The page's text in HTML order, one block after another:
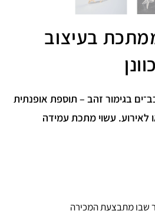
בעיצוב
בגימור זהב – תוספת אופנתית
לאירוע. עשוי מתכת עמידה
שבו מתבצעת המכירה